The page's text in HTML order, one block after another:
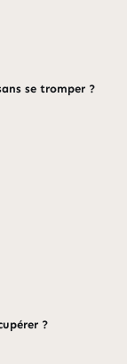
se tromper ?
?